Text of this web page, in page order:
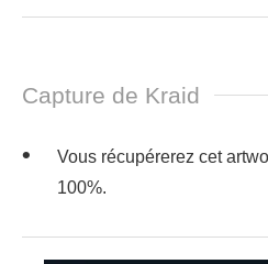
Capture de Kraid
Vous récupérerez cet
100%.